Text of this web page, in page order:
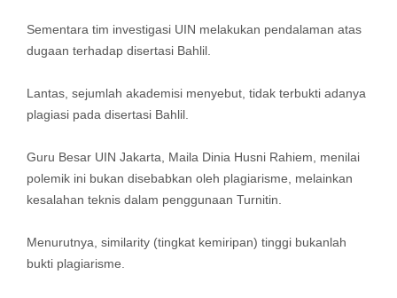
Sementara tim investigasi UIN melakukan pendalaman atas
dugaan terhadap disertasi Bahlil.
Lantas, sejumlah akademisi menyebut, tidak terbukti adanya
plagiasi pada disertasi Bahlil.
Guru Besar UIN Jakarta, Maila Dinia Husni Rahiem, menilai
polemik ini bukan disebabkan oleh plagiarisme, melainkan
kesalahan teknis dalam penggunaan Turnitin.
Menurutnya, similarity (tingkat kemiripan) tinggi bukanlah
bukti plagiarisme.